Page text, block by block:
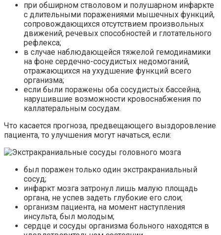
при обширном стволовом и полушарном инфаркте
с длительными поражениями мышечных функций,
сопровождающихся отсутствием произвольных
движений, речевых способностей и глотательного
рефлекса;
в случае наблюдающейся тяжелой гемодинамики
на фоне сердечно-сосудистых недомоганий,
отражающихся на ухудшение функций всего
организма;
если были поражены оба сосудистых бассейна,
нарушившие возможности кровоснабжения по
каллатеральным сосудам.
Что касается прогноза, предвещающего выздоровление
пациента, то улучшения могут начаться, если:
был поражен только один экстракраниальный
сосуд;
инфаркт мозга затронул лишь малую площадь
органа, не успев задеть глубокие его слои;
организм пациента, на момент наступления
инсульта, был молодым;
сердце и сосуды организма больного находятся в